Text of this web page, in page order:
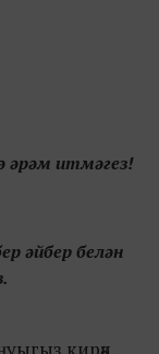
әрәм итмәгез!
әйбер белән